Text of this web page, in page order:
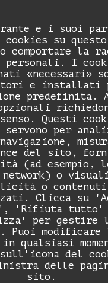
e i suoi
su
comportare la
I
«necessari»
e installati
Questi
per
del sito,
(ad esempio,
o
o contenuti
Clicca su
'Rifiuta tutto'
per gestire
Puoi
qualsiasi
sull'icona del
delle
sito.
et
justes et
assiette
et d'un amour
toute l'équipe
Nous
suis heureuse
endroit à
3